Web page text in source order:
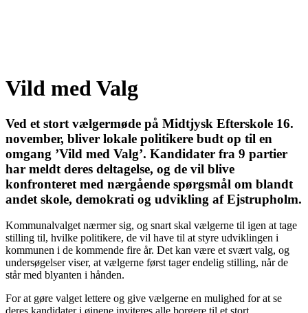
Vild med Valg
Ved et stort vælgermøde på Midtjysk Efterskole 16.
november, bliver lokale politikere budt op til en
omgang ’Vild med Valg’. Kandidater fra 9 partier
har meldt deres deltagelse, og de vil blive
konfronteret med nærgående spørgsmål om blandt
andet skole, demokrati og udvikling af Ejstrupholm.
Kommunalvalget nærmer sig, og snart skal vælgerne til igen at tage
stilling til, hvilke politikere, de vil have til at styre udviklingen i
kommunen i de kommende fire år. Det kan være et svært valg, og
undersøgelser viser, at vælgerne først tager endelig stilling, når de
står med blyanten i hånden.
For at gøre valget lettere og give vælgerne en mulighed for at se